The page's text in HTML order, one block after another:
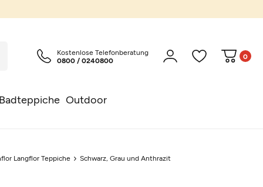
Outdoor
Kostenlose Telefonberatung
0800 / 0240800
0
Langflor Teppiche Schwarz, Grau und Anthrazit